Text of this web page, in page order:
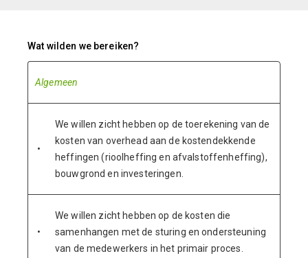
Wat wilden we bereiken?
Algemeen
•
We willen zicht hebben op de toerekening van de
kosten van overhead aan de kostendekkende
heffingen (rioolheffing en afvalstoffenheffing),
bouwgrond en investeringen.
•
We willen zicht hebben op de kosten die
samenhangen met de sturing en ondersteuning
van de medewerkers in het primair proces.